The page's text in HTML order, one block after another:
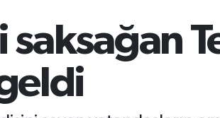
saksağan